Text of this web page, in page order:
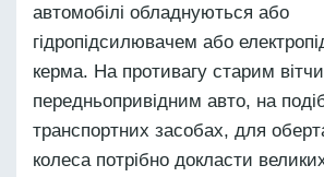
автомобілі обладнуються або
гідропідсилювачем або
керма. На противагу старим
передньопривідним авто, на
транспортних засобах, для
колеса потрібно докласти